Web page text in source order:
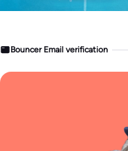
Bouncer Email verification